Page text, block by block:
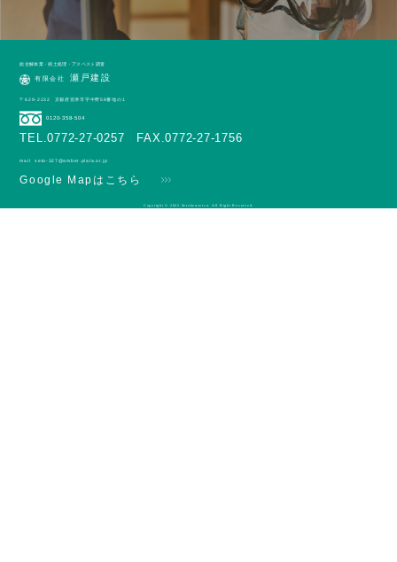
総合解体業・残土処理・アスベスト調査
有限会社 瀬戸建設
〒629-2232 京都府宮津市字中野58番地の1
0120-358-504
TEL.0772-27-0257 FAX.0772-27-1756
mail seto-327@amber.plala.or.jp
Google Mapはこちら
Copyright © 2022 Setokensetsu. All Right Reserved.